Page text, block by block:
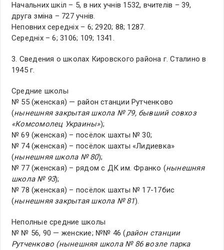
Начальних шкіл – 5, в них учнів 1532, вчителів – 39,
друга зміна – 727 учнів.
Неповних середніх – 6; 2920; 88; 1287.
Середніх – 6; 3106; 109; 1341.
3. Сведения о школах Кировского района г. Сталино в
1945 г.
Средние школы
№ 55 (женская) — район станции Рутченково
(нынешняя закрытая школа № 79, бывший совхоз
«Комсомолец Украины»);
№ 69 (женская) – посёлок шахты № 30;
№ 74 (женская) – посёлок шахты «Лидиевка»
(нынешняя школа № 80);
№ 77 (женская) – рядом с ДК им. Франко (нынешняя
школа № 93);
№ 78 (женская) – посёлок шахты № 17-17бис
(нынешняя закрытая школа № 81).
Неполные средние школы
№ № 56, 90 — женские; №№ 46 (район станции
Рутченково (нынешняя школа № 86 возле парка